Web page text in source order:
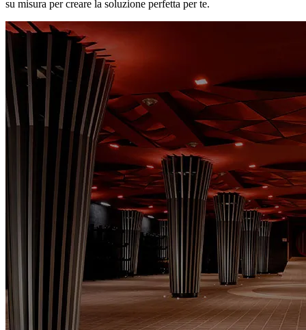
su misura per creare la soluzione perfetta per te.